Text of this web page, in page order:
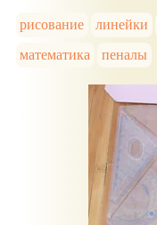
рисование линейки
математика
пеналы